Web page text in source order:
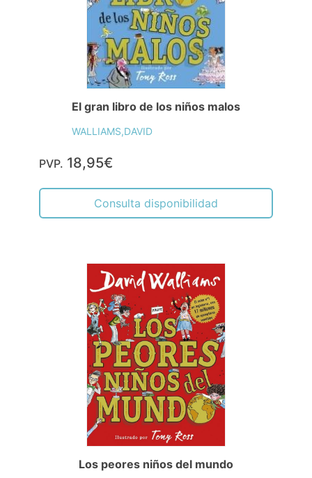
El gran libro de los niños malos
WALLIAMS,DAVID
PVP. 18,95€
Consulta disponibilidad
Los peores niños del mundo